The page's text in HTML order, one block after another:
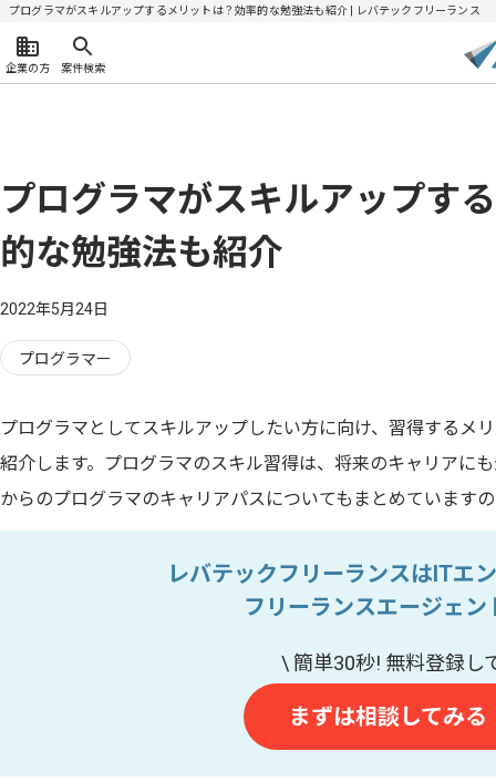
プログラマがスキルアップするメリットは？効率的な勉強法も紹介 | レバテックフリーランス
企業の方 案件検索
プログラマがスキルアップす
的な勉強法も紹介
2022年5月24日
プログラマー
プログラマとしてスキルアップしたい方に向け、習得するメ
紹介します。プログラマのスキル習得は、将来のキャリアに
からのプログラマのキャリアパスについてもまとめています
レバテックフリーランスはITエ
フリーランスエージェン
まずは相談してみる